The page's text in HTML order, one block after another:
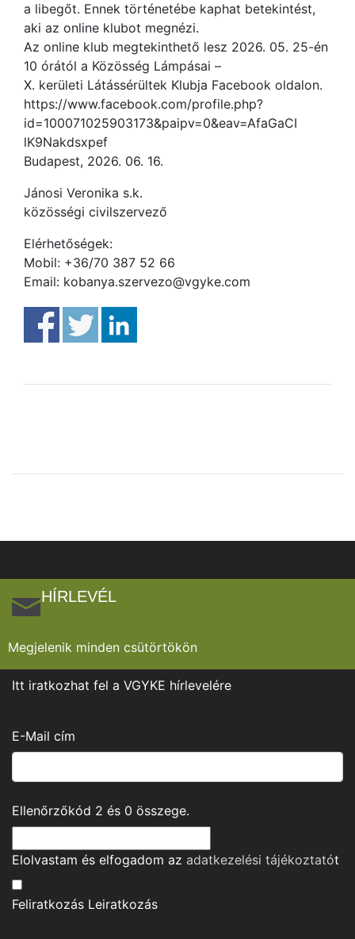
a libegőt. Ennek történetébe kaphat betekintést,
aki az online klubot megnézi.
Az online klub megtekinthető lesz 2026. 05. 25-én
10 órától a Közösség Lámpásai –
X. kerületi Látássérültek Klubja Facebook oldalon.
https://www.facebook.com/profile.php?
id=100071025903173&paipv=0&eav=AfaGaCI
lK9Nakdsxpef
Budapest, 2026. 06. 16.
Jánosi Veronika s.k.
közösségi civilszervező
Elérhetőségek:
Mobil: +36/70 387 52 66
Email: kobanya.szervezo@vgyke.com
HÍRLEVÉL
Megjelenik minden csütörtökön
Itt iratkozhat fel a VGYKE hírlevelére
E-Mail cím
Ellenőrzőkód 2 és 0 összege.
Elolvastam és elfogadom az adatkezelési tájékoztatót
Feliratkozás Leiratkozás